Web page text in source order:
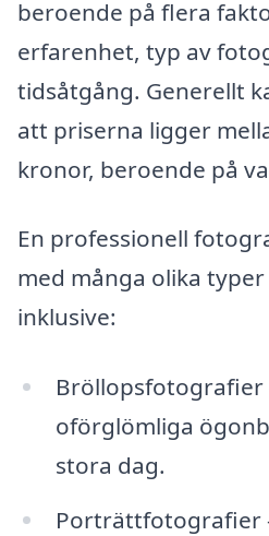
beroende på flera
erfarenhet, typ av
tidsåtgång. Generellt
att priserna ligger
kronor, beroende på
En professionell
med många olika
inklusive:
Bröllopsfotografier
oförglömliga
stora dag.
Porträttfotografier